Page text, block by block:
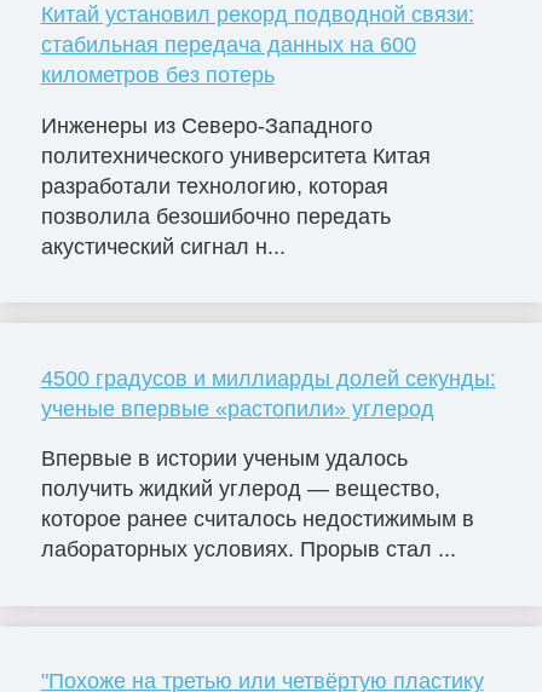
Китай установил рекорд подводной связи:
стабильная передача данных на 600
километров без потерь
Инженеры из Северо-Западного
политехнического университета Китая
разработали технологию, которая
позволила безошибочно передать
акустический сигнал н...
4500 градусов и миллиарды долей секунды:
ученые впервые «растопили» углерод
Впервые в истории ученым удалось
получить жидкий углерод — вещество,
которое ранее считалось недостижимым в
лабораторных условиях. Прорыв стал ...
"Похоже на третью или четвёртую пластику